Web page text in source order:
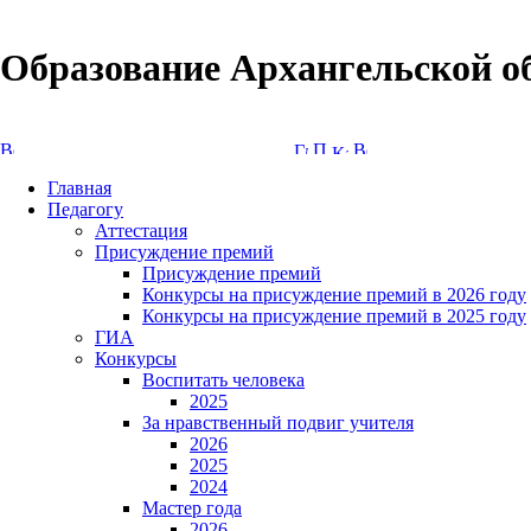
Образование Архангельской
Главная
Педагогу
Аттестация
Присуждение премий
Присуждение премий
Конкурсы на присуждение премий в 2026 году
Конкурсы на присуждение премий в 2025 году
ГИА
Конкурсы
Воспитать человека
2025
За нравственный подвиг учителя
2026
2025
2024
Мастер года